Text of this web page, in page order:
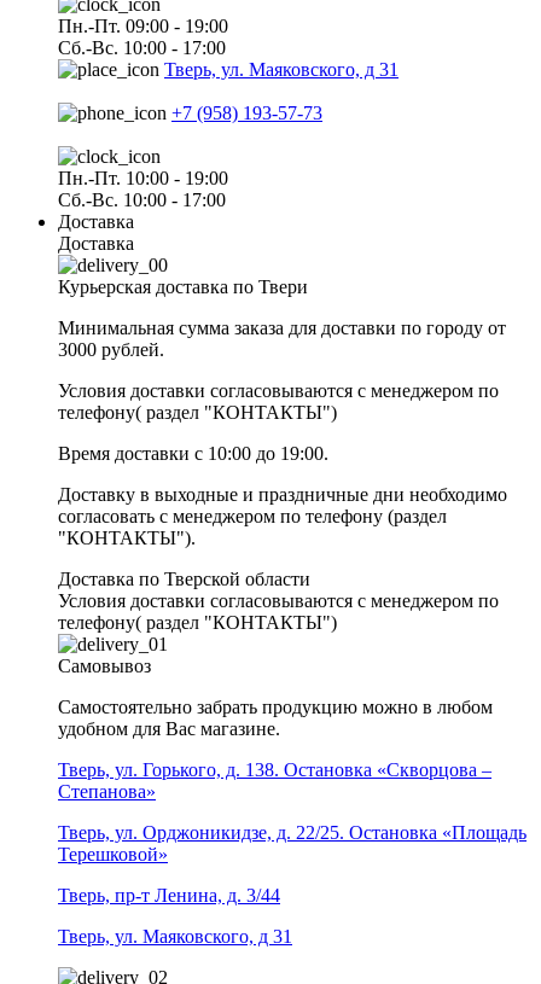
Пн.-Пт. 09:00 - 19:00
Сб.-Вс. 10:00 - 17:00
Тверь, ул. Маяковского, д 31
+7 (958) 193-57-73
Пн.-Пт. 10:00 - 19:00
Сб.-Вс. 10:00 - 17:00
Доставка
Доставка
Курьерская доставка по Твери
Минимальная сумма заказа для доставки по городу от
3000 рублей.
Условия доставки согласовываются с менеджером по
телефону( раздел "КОНТАКТЫ")
Время доставки с 10:00 до 19:00.
Доставку в выходные и праздничные дни необходимо
согласовать с менеджером по телефону (раздел
"КОНТАКТЫ").
Доставка по Тверской области
Условия доставки согласовываются с менеджером по
телефону( раздел "КОНТАКТЫ")
Самовывоз
Самостоятельно забрать продукцию можно в любом
удобном для Вас магазине.
Тверь, ул. Горького, д. 138. Остановка «Скворцова –
Степанова»
Тверь, ул. Орджоникидзе, д. 22/25. Остановка «Площадь
Терешковой»
Тверь, пр-т Ленина, д. 3/44
Тверь, ул. Маяковского, д 31